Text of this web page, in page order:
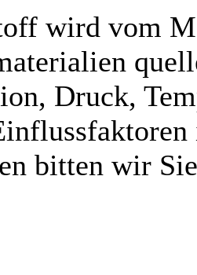
wird vom
Druck,
bitten wir